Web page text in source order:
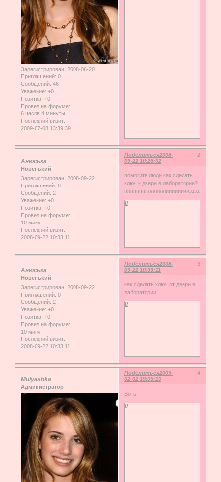
Зарегистрирован: 2008-06-20
Приглашений: 0
Сообщений: 46
Уважение: +0
Позитив: +0
Провел на форуме:
6 часов 4 минуты
Последний визит:
2009-07-08 13:39:39
Поделиться 2
2008-
09-22 10:26:02
Анюська
Новенький
Зарегистрирован: 2008-09-22
Приглашений: 0
Сообщений: 2
Уважение: +0
Позитив: +0
Провел на форуме:
10 минут
Последний визит:
2008-09-22 10:33:11
помогите люди как сделать
ключ к двери в лаборатории?
0
Поделиться 3
2008-
09-22 10:33:11
Анюська
Новенький
Зарегистрирован: 2008-09-22
Приглашений: 0
Сообщений: 2
Уважение: +0
Позитив: +0
Провел на форуме:
10 минут
Последний визит:
2008-09-22 10:33:11
как сделать ключ от двери в
лаборатории
0
Поделиться 4
2009-
02-02 19:05:10
Mulyashka
Администратор
Воть
0